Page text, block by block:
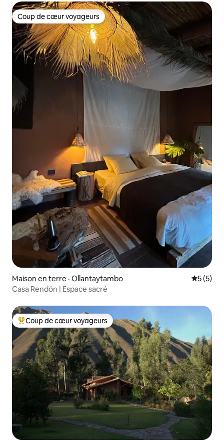
Coup de cœur voyageurs
Coup de cœur voyageurs
Maison en terre · Ollantaytambo Note
5 (5)
Casa Rendón | Espace sacré
Coup de cœur voyageurs parmi les plus aimés
Coup de cœur voyageurs